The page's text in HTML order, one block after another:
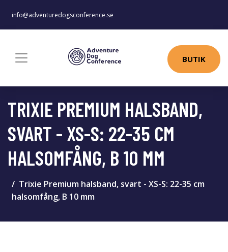
info@adventuredogsconference.se
BUTIK
TRIXIE PREMIUM HALSBAND,
SVART - XS-S: 22-35 CM
HALSOMFÅNG, B 10 MM
Trixie Premium halsband, svart - XS-S: 22-35 cm
halsomfång, B 10 mm